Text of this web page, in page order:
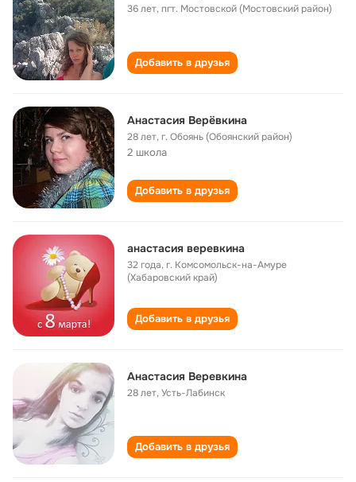
36 лет,пгт. Мостовской (Мостовский район)
Добавить в друзья
Анастасия Верёвкина
28 лет,г. Обоянь (Обоянский район)
2 школа
Добавить в друзья
анастасия веревкина
32 года,г. Комсомольск-на-Амуре
(Хабаровский край)
Добавить в друзья
Анастасия Веревкина
28 лет,Усть-Лабинск
Добавить в друзья